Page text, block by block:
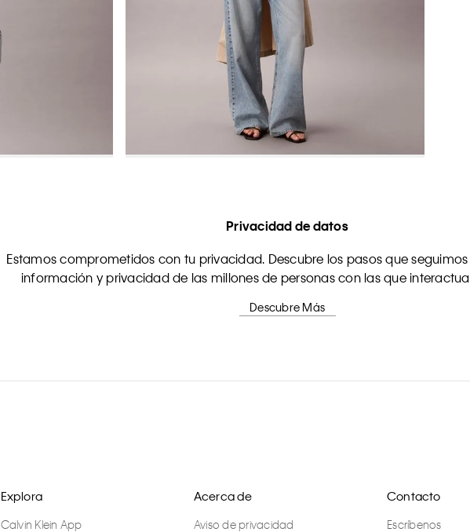
Privacidad de datos
Estamos comprometidos con tu privacidad. Descubre los pasos que
información y privacidad de las millones de personas con las que
Descubre Más
Explora
Calvin Klein App
Acerca de
Aviso de privacidad
Contacto
Escríbenos